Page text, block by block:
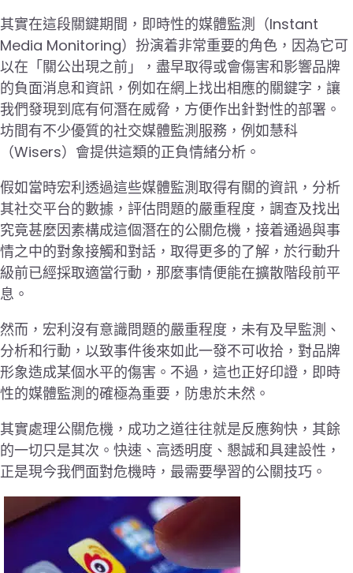
其實在這段關鍵期間，即時性的媒體監測（Instant
Media Monitoring）扮演着非常重要的角色，因為它可
以在「關公出現之前」，盡早取得或會傷害和影響品牌
的負面消息和資訊，例如在網上找出相應的關鍵字，讓
我們發現到底有何潛在威脅，方便作出針對性的部署。
坊間有不少優質的社交媒體監測服務，例如慧科
（Wisers）會提供這類的正負情緒分析。
假如當時宏利透過這些媒體監測取得有關的資訊，分析
其社交平台的數據，評估問題的嚴重程度，調查及找出
究竟甚麼因素構成這個潛在的公關危機，接着通過與事
情之中的對象接觸和對話，取得更多的了解，於行動升
級前已經採取適當行動，那麼事情便能在擴散階段前平
息。
然而，宏利沒有意識問題的嚴重程度，未有及早監測、
分析和行動，以致事件後來如此一發不可收拾，對品牌
形象造成某個水平的傷害。不過，這也正好印證，即時
性的媒體監測的確極為重要，防患於未然。
其實處理公關危機，成功之道往往就是反應夠快，其餘
的一切只是其次。快速、高透明度、懇誠和具建設性，
正是現今我們面對危機時，最需要學習的公關技巧。